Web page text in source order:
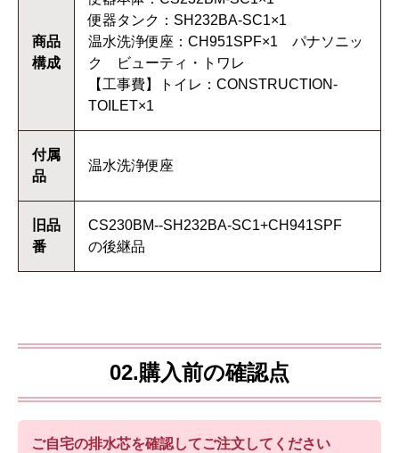
商品
構成
便器タンク：SH232BA-SC1×1
温水洗浄便座：CH951SPF×1 パナソニッ
ク ビューティ・トワレ
【工事費】トイレ：CONSTRUCTION-
TOILET×1
付属
品
温水洗浄便座
旧品
番
CS230BM--SH232BA-SC1+CH941SPF
の後継品
02.購入前の確認点
ご自宅の排水芯を確認してご注文してください